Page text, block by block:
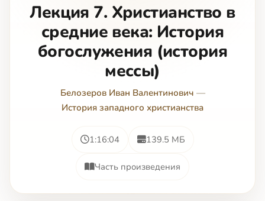
Лекция 7. Христианство в
средние века: История
богослужения (история
мессы)
Белозеров Иван Валентинович —
История западного христианства
1:16:04 139.5 МБ
Часть произведения